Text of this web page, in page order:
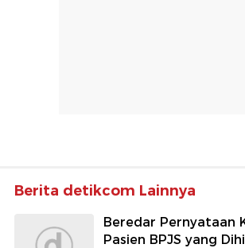
Berita detikcom Lainnya
Beredar Pernyataan
Pasien BPJS yang